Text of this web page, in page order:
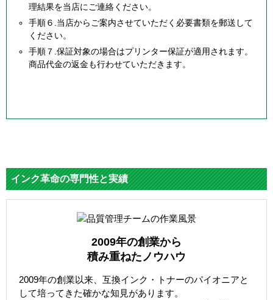
理結果を当店にご連絡ください。
手順６.当店からご案内させていただく必要書類を郵送して
ください。
手順７.保証対象の場合はプリンター保証が適用されます。
商品代金の返金も行わせていただきます。
インク革命の専門性と実績
2009年の創業から
積み重ねたノウハウ
2009年の創業以来、互換インク・トナーのパイオニアと
して培ってきた確かな知見があります。